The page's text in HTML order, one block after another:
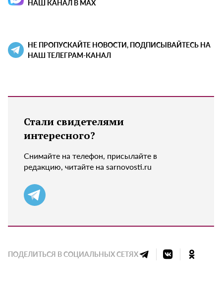
НАШ КАНАЛ В MAX
НЕ ПРОПУСКАЙТЕ НОВОСТИ, ПОДПИСЫВАЙТЕСЬ НА
НАШ ТЕЛЕГРАМ-КАНАЛ
Стали свидетелями
интересного?
Снимайте на телефон, присылайте в
редакцию, читайте на sarnovosti.ru
ПОДЕЛИТЬСЯ В СОЦИАЛЬНЫХ СЕТЯХ